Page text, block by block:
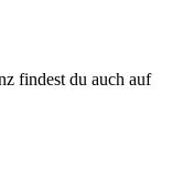
findest du auch auf